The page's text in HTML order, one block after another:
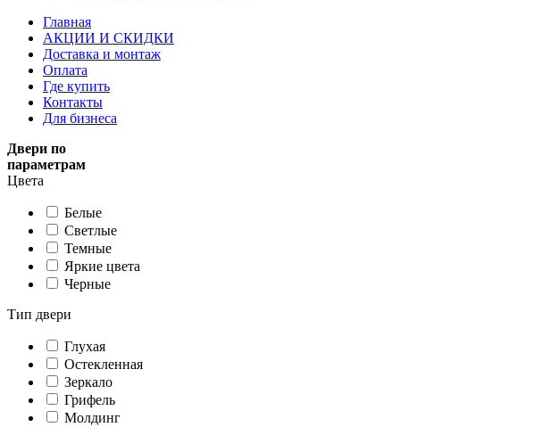
Главная
АКЦИИ И СКИДКИ
Доставка и монтаж
Оплата
Где купить
Контакты
Для бизнеса
Двери по
параметрам
Цвета
Белые
Светлые
Темные
Яркие цвета
Черные
Тип двери
Глухая
Остекленная
Зеркало
Грифель
Молдинг